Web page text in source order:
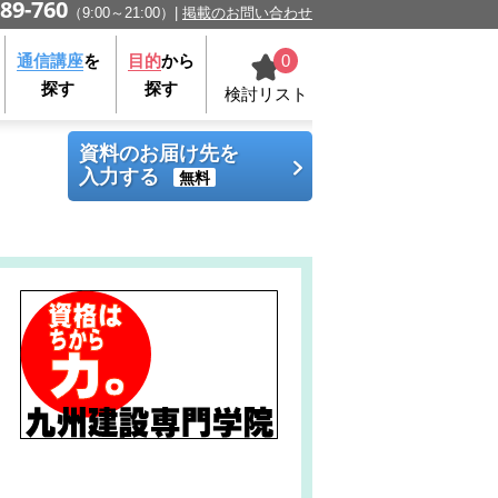
760 （9:00～21:00） 掲載のお問い合わせ
通信講座を
探す
目的から
探す
0
検討リスト
資料のお届け先を
入力する
無料